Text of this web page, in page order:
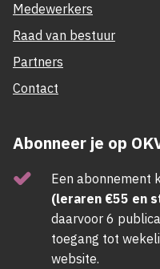
Medewerkers
Raad van bestuur
Partners
Contact
Abonneer je op
Een abonnement
(leraren €55 en
daarvoor 6
toegang tot
website.